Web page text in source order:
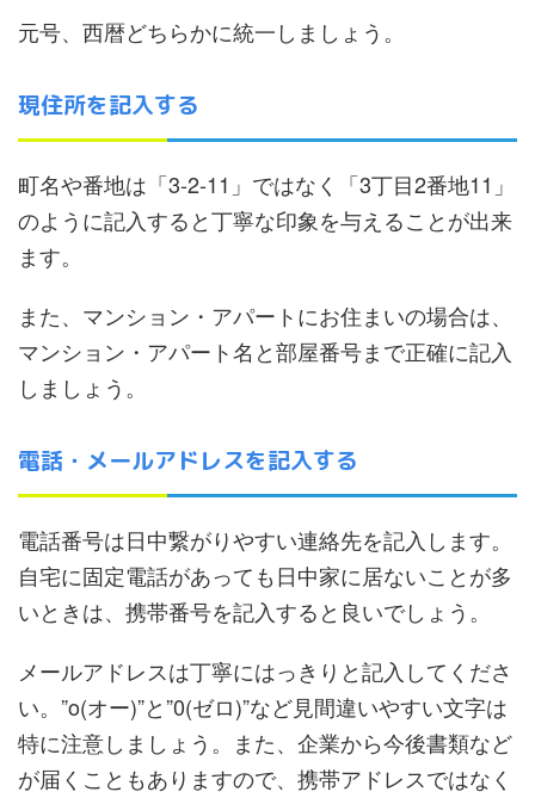
元号、西暦どちらかに統一しましょう。
現住所を記入する
町名や番地は「3-2-11」ではなく「3丁目2番地11」
のように記入すると丁寧な印象を与えることが出来
ます。
また、マンション・アパートにお住まいの場合は、
マンション・アパート名と部屋番号まで正確に記入
しましょう。
電話・メールアドレスを記入する
電話番号は日中繋がりやすい連絡先を記入します。
自宅に固定電話があっても日中家に居ないことが多
いときは、携帯番号を記入すると良いでしょう。
メールアドレスは丁寧にはっきりと記入してくださ
い。”o(オー)”と”0(ゼロ)”など見間違いやすい文字は
特に注意しましょう。また、企業から今後書類など
が届くこともありますので、携帯アドレスではなく